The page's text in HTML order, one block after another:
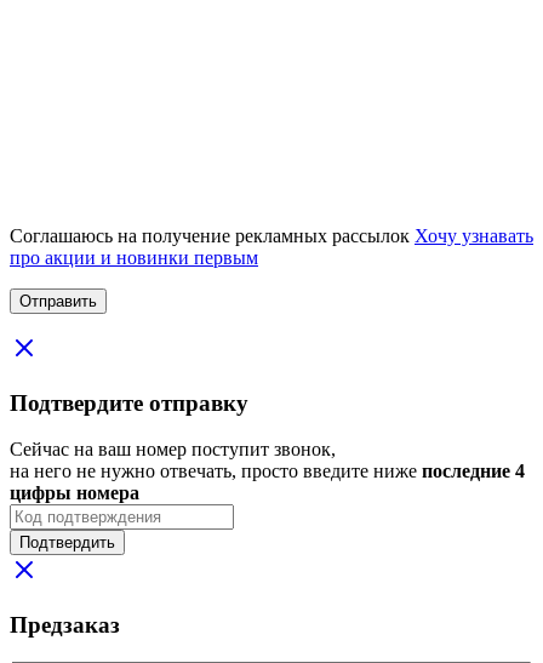
Соглашаюсь на получение рекламных рассылок Хочу узнавать
про акции и новинки первым
Подтвердите отправку
Сейчас на ваш номер поступит звонок,
на него не нужно отвечать, просто введите ниже последние 4
цифры номера
Подтвердить
Предзаказ